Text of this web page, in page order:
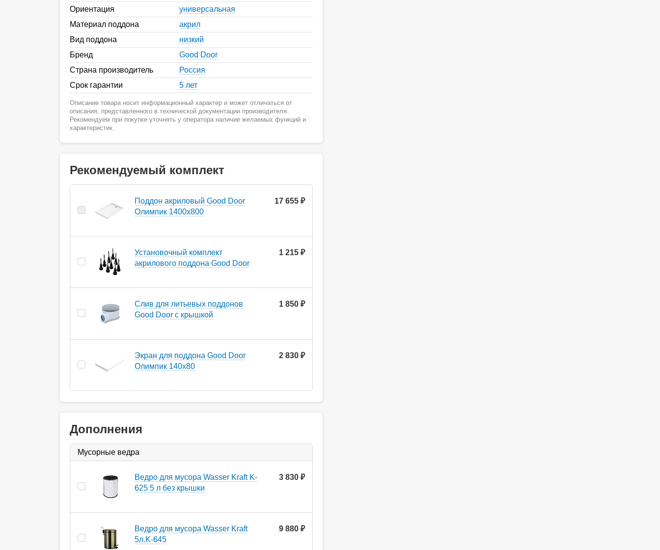
Ориентация
универсальная
Материал поддона
акрил
Вид поддона
низкий
Бренд
Good Door
Страна производитель
Россия
Срок гарантии
5 лет
Описание товара носит информационный характер и может отличаться от
описания, представленного в технической документации производителя.
Рекомендуем при покупке уточнять у оператора наличие желаемых функций и
характеристик.
Рекомендуемый комплект
Поддон акриловый Good Door
Олимпик 1400х800
17 655 ₽
Установочный комплект
акрилового поддона Good Door
1 215 ₽
Слив для литьевых поддонов
Good Door с крышкой
1 850 ₽
Экран для поддона Good Door
Олимпик 140х80
2 830 ₽
Дополнения
Мусорные ведра
Ведро для мусора Wasser Kraft K-
625 5 л без крышки
3 830
Ведро для мусора Wasser Kraft
5л.K-645
9 880